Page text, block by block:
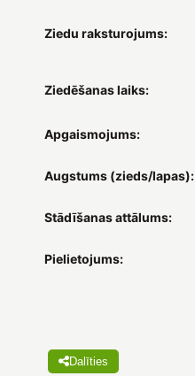
Ziedu raksturojums:
Ziedēšanas laiks:
Apgaismojums:
Augstums (zieds/lapas):
Stādīšanas attālums:
Pielietojums:
Dalīties